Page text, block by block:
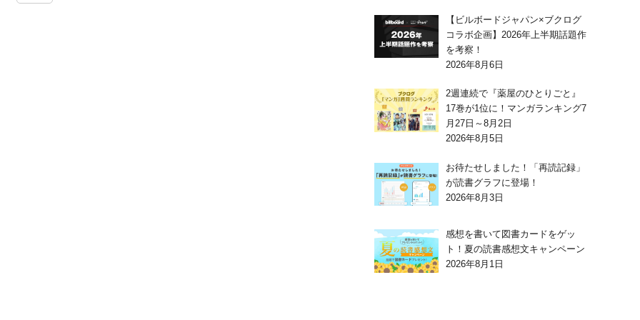
【ビルボードジャパン×ブクログ
コラボ企画】2026年上半期話題作
を考察！
2026年8月6日
2週連続で『薬屋のひとりごと』
17巻が1位に！マンガランキング7
月27日～8月2日
2026年8月5日
お待たせしました！「再読記録」
が読書グラフに登場！
2026年8月3日
感想を書いて図書カードをゲッ
ト！夏の読書感想文キャンペーン
2026年8月1日